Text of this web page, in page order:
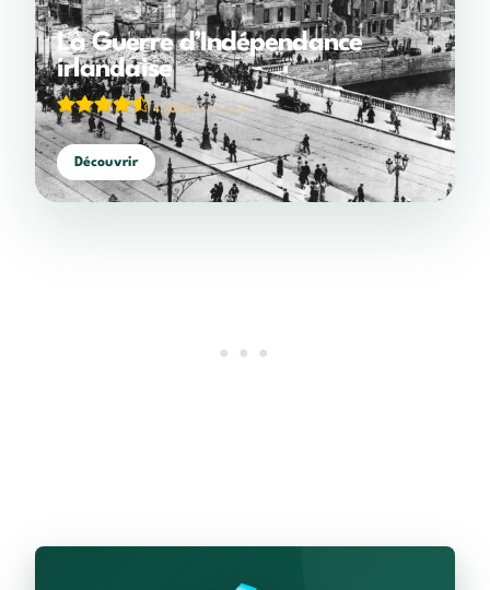
La Guerre d’Indépendance
irlandaise
4,70/5(213 votes)
Découvrir